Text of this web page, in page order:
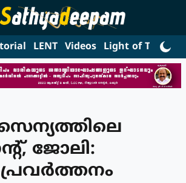
LENT Videos Light of Truth
ജോലി: